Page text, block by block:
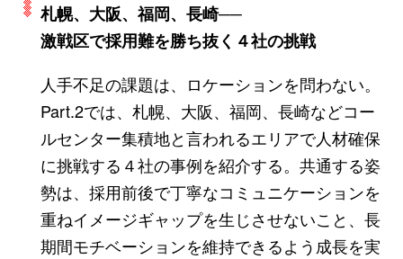
札幌、大阪、福岡、長崎──
激戦区で採用難を勝ち抜く４社の挑戦
人手不足の課題は、ロケーションを問わない。
Part.2では、札幌、大阪、福岡、長崎などコー
ルセンター集積地と言われるエリアで人材確保
に挑戦する４社の事例を紹介する。共通する姿
勢は、採用前後で丁寧なコミュニケーションを
重ねイメージギャップを生じさせないこと、長
期間モチベーションを維持できるよう成長を実